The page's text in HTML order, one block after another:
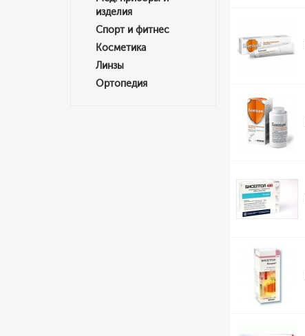
изделия
Спорт и фитнес
Косметика
Линзы
Ортопедия